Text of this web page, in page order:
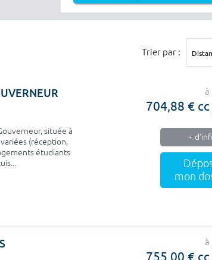
Trier par :
située à
(réception,
étudiants
à
704,88 €
+
mon
à
755,00 €